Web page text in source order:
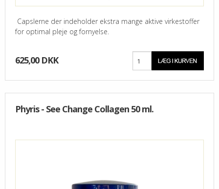
Capslerne der indeholder ekstra mange aktive virkestoffer
for optimal pleje og fornyelse.
625,00 DKK
Phyris - See Change Collagen 50 ml.